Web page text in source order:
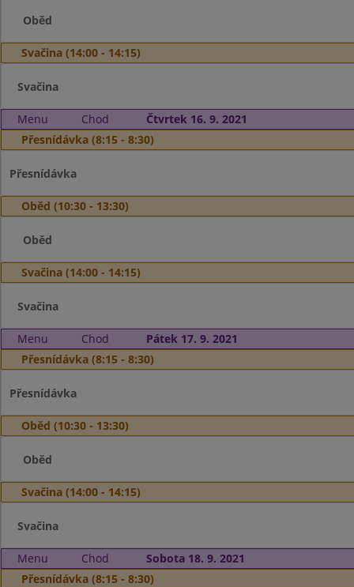
Oběd
Svačina (14:00 - 14:15)
Svačina
Menu Chod
Čtvrtek 16. 9. 2021
Přesnídávka (8:15 - 8:30)
Přesnídávka
Oběd (10:30 - 13:30)
Oběd
Svačina (14:00 - 14:15)
Svačina
Menu Chod
Pátek 17. 9. 2021
Přesnídávka (8:15 - 8:30)
Přesnídávka
Oběd (10:30 - 13:30)
Oběd
Svačina (14:00 - 14:15)
Svačina
Menu Chod
Sobota 18. 9. 2021
Přesnídávka (8:15 - 8:30)